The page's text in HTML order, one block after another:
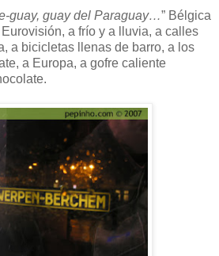
guay, guay del Paraguay…” Bélgica
a frío y a lluvia, a calles
a bicicletas llenas de barro, a los
a Europa, a gofre caliente